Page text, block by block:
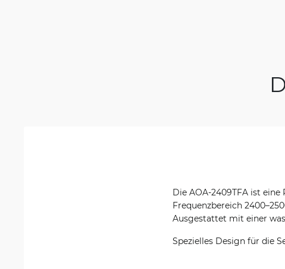
Die AOA-2409TFA ist
Frequenzbereich
Ausgestattet mit einer
Spezielles Design für die